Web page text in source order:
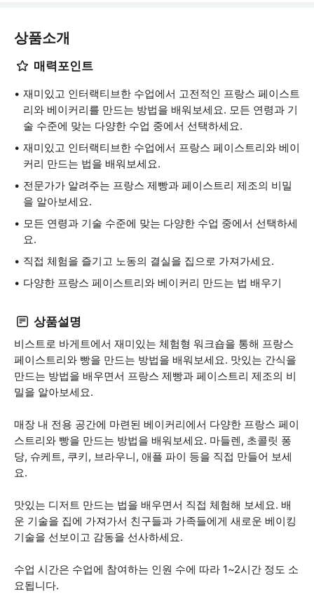
상품소개
매력포인트
재미있고 인터랙티브한 수업에서 고전적인 프랑스 페이스트
리와 베이커리를 만드는 방법을 배워보세요. 모든 연령과 기
술 수준에 맞는 다양한 수업 중에서 선택하세요.
재미있고 인터랙티브한 수업에서 프랑스 페이스트리와 베이
커리 만드는 법을 배워보세요.
전문가가 알려주는 프랑스 제빵과 페이스트리 제조의 비밀
을 알아보세요.
모든 연령과 기술 수준에 맞는 다양한 수업 중에서 선택하세
요.
직접 체험을 즐기고 노동의 결실을 집으로 가져가세요.
다양한 프랑스 페이스트리와 베이커리 만드는 법 배우기
상품설명
비스트로 바게트에서 재미있는 체험형 워크숍을 통해 프랑스
페이스트리와 빵을 만드는 방법을 배워보세요. 맛있는 간식을
만드는 방법을 배우면서 프랑스 제빵과 페이스트리 제조의 비
밀을 알아보세요.
매장 내 전용 공간에 마련된 베이커리에서 다양한 프랑스 페이
스트리와 빵을 만드는 방법을 배워보세요. 마들렌, 초콜릿 퐁
당, 슈케트, 쿠키, 브라우니, 애플 파이 등을 직접 만들어 보세
요.
맛있는 디저트 만드는 법을 배우면서 직접 체험해 보세요. 배
운 기술을 집에 가져가서 친구들과 가족들에게 새로운 베이킹
기술을 선보이고 감동을 선사하세요.
수업 시간은 수업에 참여하는 인원 수에 따라 1~2시간 정도 소
요됩니다.